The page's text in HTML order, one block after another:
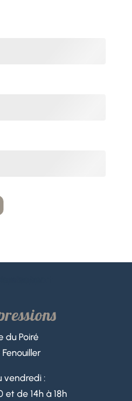
du Poiré
vendredi :
et de 14h à 18h